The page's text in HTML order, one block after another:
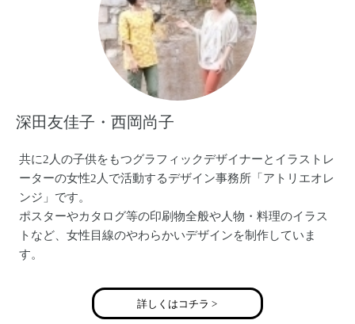
E-mail platypuschalkart@gmail.com
深田友佳子・西岡尚子
共に2人の子供をもつグラフィックデザイナーとイラストレ
ーターの女性2人で活動するデザイン事務所「アトリエオレ
ンジ」です。
ポスターやカタログ等の印刷物全般や人物・料理のイラス
トなど、女性目線のやわらかいデザインを制作していま
す。
2012年よりオリジナル雑貨『オレンジのまち』の作品を発
詳しくはコチラ >